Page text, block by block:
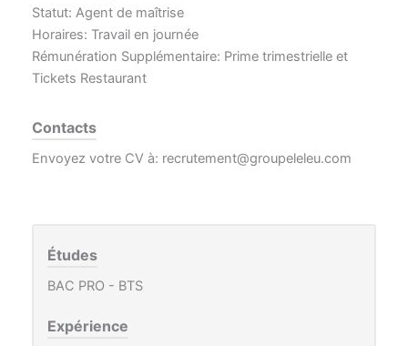
Statut: Agent de maîtrise
Horaires: Travail en journée
Rémunération Supplémentaire: Prime trimestrielle et
Tickets Restaurant
Contacts
Envoyez votre CV à: recrutement@groupeleleu.com
Études
BAC PRO - BTS
Expérience